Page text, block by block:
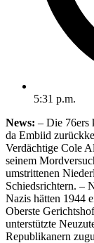
5:31 p.m.
News: – Die 76ers
da Embiid
Verdächtige Cole
seinem
umstrittenen
Schiedsrichtern. –
Nazis hätten 1944
Oberste
unterstützte
Republikanern